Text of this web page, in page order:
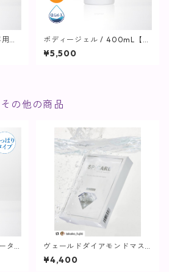
ボ
ボ
ボディージェル / 400mL【保
湿ジェル】
¥5,500
その他の商品
タ
り
ヴェールドダイアモンドマス
ク【SPICARE】
¥4,400